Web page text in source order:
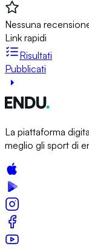
Nessuna
Link rapidi
Risultati
Pubblicati
La piattaforma
meglio gli sport di